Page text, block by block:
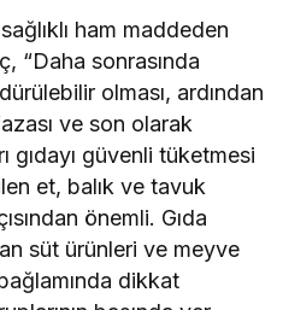
ham maddeden
“Daha sonrasında
olması, ardından
ve son olarak
gıdayı güvenli tüketmesi
et, balık ve tavuk
önemli. Gıda
süt ürünleri ve meyve
dikkat